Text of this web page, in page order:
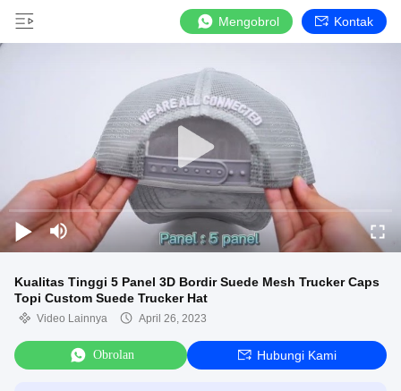
Mengobrol Kontak
Kualitas Tinggi 5 Panel 3D Bordir Suede Mesh Trucker Caps
Topi Custom Suede Trucker Hat
Video Lainnya April 26, 2023
Obrolan Hubungi Kami